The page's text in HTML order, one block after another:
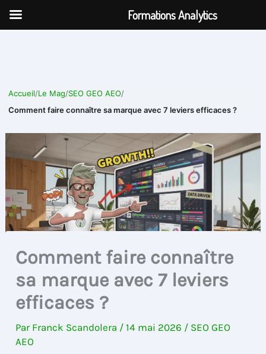
Aller
Accueil/Le Mag/SEO GEO AEO/
Comment faire connaître sa marque avec 7 leviers efficaces ?
Comment faire connaître
sa marque avec 7 leviers
efficaces ?
Par Franck Scandolera /14 mai 2026 / SEO GEO
AEO
Formations Analytics